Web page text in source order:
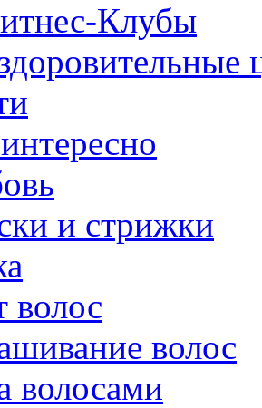
Клубы
и стрижки
волос
волос
волосами